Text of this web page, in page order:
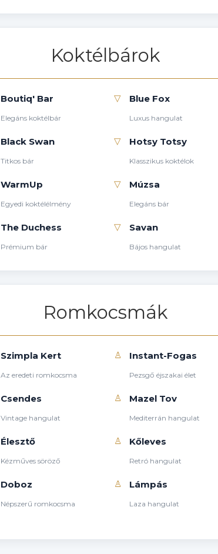
Koktélbárok
Boutiq' Bar
Elegáns koktélbár
▽ Blue Fox
Luxus hangulat
Black Swan
Titkos bár
▽ Hotsy Totsy
Klasszikus koktélok
WarmUp
Egyedi koktélélmény
▽ Múzsa
Elegáns bár
The Duchess
Prémium bár
▽ Savan
Bájos hangulat
Romkocsmák
Szimpla Kert
Az eredeti romkocsma
♙ Instant-Fogas
Pezsgő éjszakai élet
Csendes
Vintage hangulat
♙ Mazel Tov
Mediterrán hangulat
Élesztő
Kézműves söröző
♙ Kőleves
Retró hangulat
Doboz
Népszerű romkocsma
♙ Lámpás
Laza hangulat